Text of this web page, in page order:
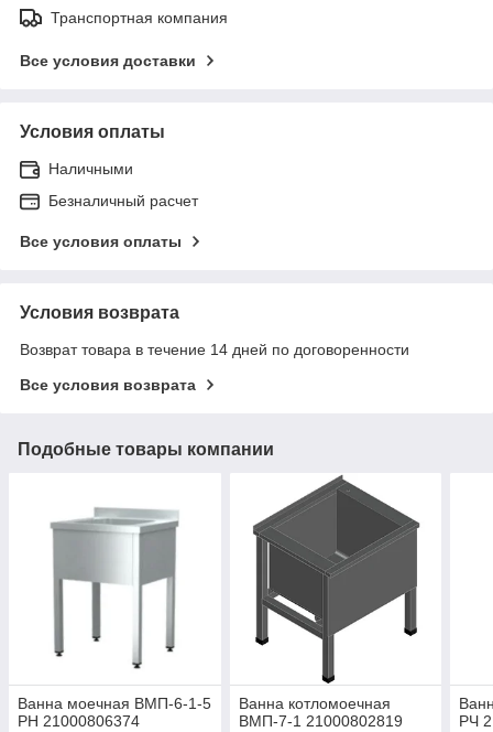
Транспортная компания
Все условия доставки
Условия оплаты
Наличными
Безналичный расчет
Все условия оплаты
Условия возврата
Возврат товара в течение 14 дней по договоренности
Все условия возврата
Подобные товары компании
Ванна моечная ВМП-6-1-5
РН 21000806374
Ванна котломоечная
ВМП-7-1 21000802819
РЧ